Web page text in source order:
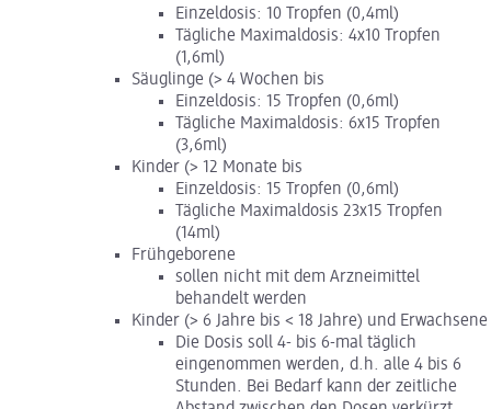
Einzeldosis: 10 Tropfen (0,4ml)
Tägliche Maximaldosis: 4x10 Tropfen
(1,6ml)
Säuglinge (> 4 Wochen bis
Einzeldosis: 15 Tropfen (0,6ml)
Tägliche Maximaldosis: 6x15 Tropfen
(3,6ml)
Kinder (> 12 Monate bis
Einzeldosis: 15 Tropfen (0,6ml)
Tägliche Maximaldosis 23x15 Tropfen
(14ml)
Frühgeborene
sollen nicht mit dem Arzneimittel
behandelt werden
Kinder (> 6 Jahre bis < 18 Jahre) und Erwachsene
Die Dosis soll 4- bis 6-mal täglich
eingenommen werden, d.h. alle 4 bis 6
Stunden. Bei Bedarf kann der zeitliche